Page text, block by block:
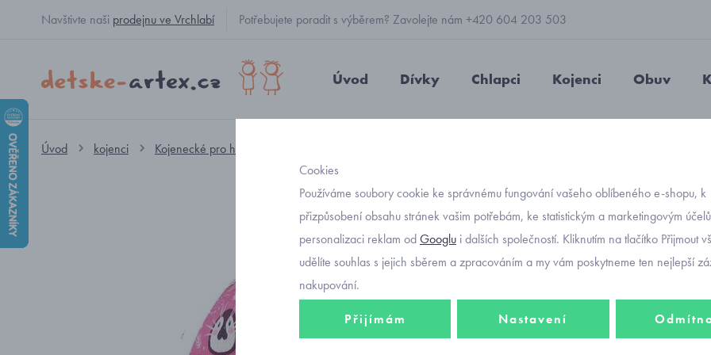
Navštivte naši prodejnu ve Vrchlabí Potřebujete poradit s výběrem? Zavolejte nám +420 604 203 503
Úvod Dívky Chlapci Kojenci Obuv
Úvod kojenci Kojenecké pro holčičky
Objednávací
396
Cookies
Používáme soubory cookie ke správnému fungování vašeho oblíbeného e-shopu, k
přizpůsobení obsahu stránek vašim potřebám, ke statistickým a marketingovým
personalizaci reklam odGooglu i dalších společností. Kliknutím na tlačítko Přijmout
udělíte souhlas s jejich sběrem a zpracováním a my vám poskytneme ten nejlepší
nakupování.
Přijímám Nastavení